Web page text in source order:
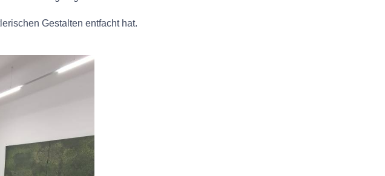
Gestalten entfacht hat.